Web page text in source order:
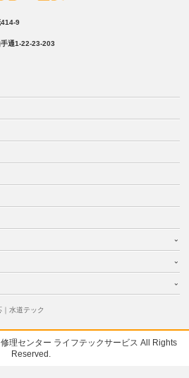
414-9
通1-22-23-203
水道テック
理センター ライフテックサービス All Rights
Reserved.